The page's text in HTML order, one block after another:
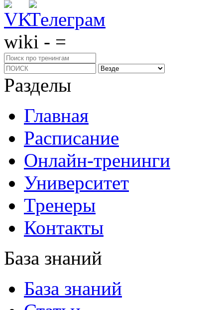
wiki - =
Разделы
Главная
Расписание
Онлайн-тренинги
Университет
Тренеры
Контакты
База знаний
База знаний